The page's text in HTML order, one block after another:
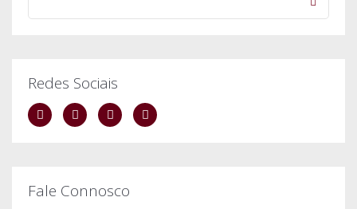
Redes Sociais
Fale Connosco